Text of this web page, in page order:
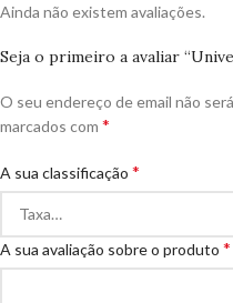
Ainda não existem avaliações.
Seja o primeiro a avaliar
O seu endereço de email não
marcados com *
A sua classificação *
A sua avaliação sobre o produto *